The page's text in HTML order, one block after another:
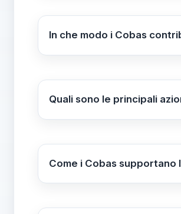
presa di posizione a favore
In che modo i Cobas
I Cobas partecipano
operazioni militari,
Quali sono le principali
Tra le principali azioni dei
governi e a sostenere la
Come i Cobas
I Cobas si sono uniti allo